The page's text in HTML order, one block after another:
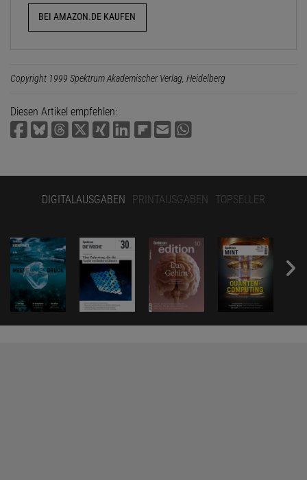
BEI AMAZON.DE KAUFEN
Copyright 1999 Spektrum Akademischer Verlag, Heidelberg
Diesen Artikel empfehlen:
DIGITALAUSGABEN PRINTAUSGABEN TOPSELLER